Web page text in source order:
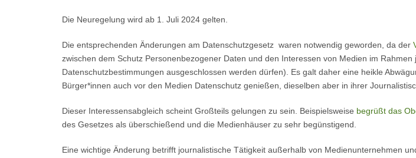
Die Neuregelung wird ab 1. Juli 2024 gelten.
Die entsprechenden Änderungen am Datenschutzgesetz waren notwendig geworden, da der
zwischen dem Schutz Personenbezogener Daten und den Interessen von Medien im
Datenschutzbestimmungen ausgeschlossen werden dürfen). Es galt daher eine heikle
Bürger*innen auch vor den Medien Datenschutz genießen, dieselben aber in ihrer
Dieser Interessensabgleich scheint Großteils gelungen zu sein. Beispielsweise begrüßt das
des Gesetzes als überschießend und die Medienhäuser zu sehr begünstigend.
Eine wichtige Änderung betrifft journalistische Tätigkeit außerhalb von Medienunternehmen